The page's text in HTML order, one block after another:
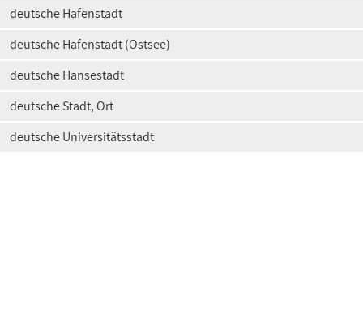
deutsche Hafenstadt
deutsche Hafenstadt (Ostsee)
deutsche Hansestadt
deutsche Stadt, Ort
deutsche Universitätsstadt